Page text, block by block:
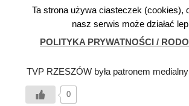
TVP RZESZÓW była patronem
0